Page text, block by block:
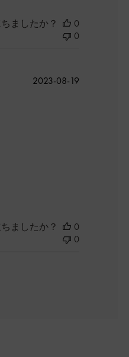
ましたか？
0
0
公
2023-08-19
ましたか？
0
0